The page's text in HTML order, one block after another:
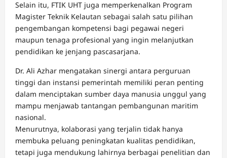
Selain itu, FTIK UHT juga memperkenalkan Program
Magister Teknik Kelautan sebagai salah satu pilihan
pengembangan kompetensi bagi pegawai negeri
maupun tenaga profesional yang ingin melanjutkan
pendidikan ke jenjang pascasarjana.
Dr. Ali Azhar mengatakan sinergi antara perguruan
tinggi dan instansi pemerintah memiliki peran penting
dalam menciptakan sumber daya manusia unggul yang
mampu menjawab tantangan pembangunan maritim
nasional.
Menurutnya, kolaborasi yang terjalin tidak hanya
membuka peluang peningkatan kualitas pendidikan,
tetapi juga mendukung lahirnya berbagai penelitian dan